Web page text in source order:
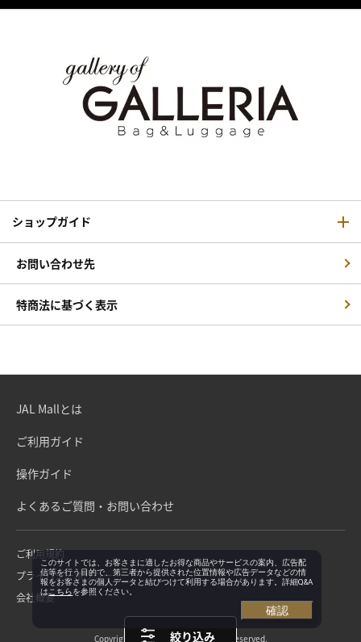
絞り込み
ショップガイド
お問い合わせ先
特商法に基づく表示
JAL Mallとは
ご利用ガイド
操作ガイド
よくあるご質問・お問い合わせ
ご利用規約
プライバシーポリシー
会社概要
Copyright©Japan Airlines. All rights reserved.
このサイトでは、お客さまに適したお得な商品やサービスの案内、広告配
信等を行う目的で、第三者から提供された位置情報や広告データなどの情
報をお客さまの個人データと結びつけて利用する場合があります。詳細Q&A
はこちらを参照ください。
確認